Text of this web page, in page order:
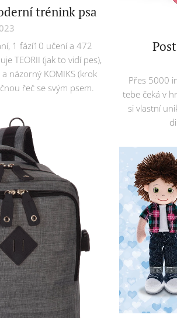
trénink psa
1 fází10 učení a 472
TEORII (jak to vidí pes),
názorný KOMIKS (krok
řeč se svým psem.
Přes 5000
tebe čeká v
si vlastní